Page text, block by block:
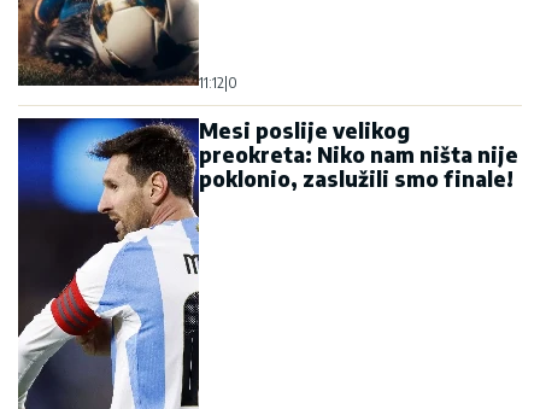
11:12|0
Mesi poslije velikog
preokreta: Niko nam ništa nije
poklonio, zaslužili smo finale!